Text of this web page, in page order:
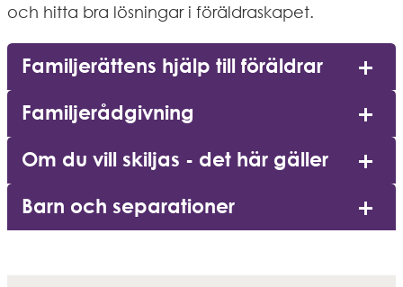
och hitta bra lösningar i föräldraskapet.
Familjerättens hjälp till föräldrar
Familjerådgivning
Om du vill skiljas - det här gäller
Barn och separationer